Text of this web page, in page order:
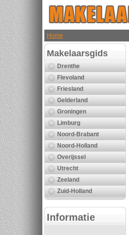
Home
Makelaarsgids
Drenthe
Flevoland
Friesland
Gelderland
Groningen
Limburg
Noord-Brabant
Noord-Holland
Overijssel
Utrecht
Zeeland
Zuid-Holland
Informatie